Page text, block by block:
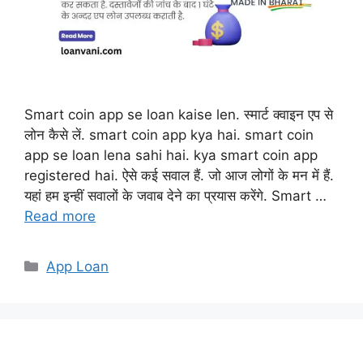
Smart coin app se loan kaise len. स्मार्ट क्वाइन एप से
लोन कैसे लें. smart coin app kya hai. smart coin
app se loan lena sahi hai. kya smart coin app
registered hai. ऐसे कई सवाल हैं. जो आज लोगों के मन में हैं.
यहां हम इन्हीं सवालों के जवाब देने का प्रयास करेंगे. Smart …
Read more
Categories
App Loan